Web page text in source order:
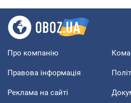
Про компанію
Правова інформація
Реклама на сайті